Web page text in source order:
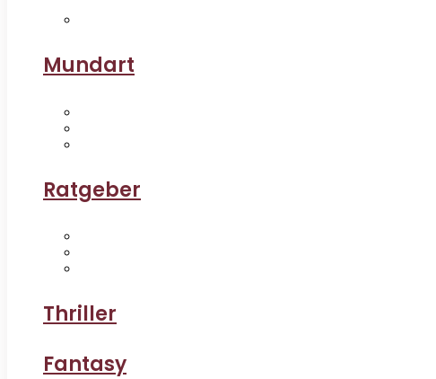
Mundart
Ratgeber
Thriller
Fantasy